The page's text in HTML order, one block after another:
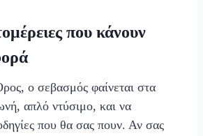
που κάνουν
ο σεβασμός φαίνεται στα
απλό ντύσιμο, και να
που θα σας πουν. Αν σας